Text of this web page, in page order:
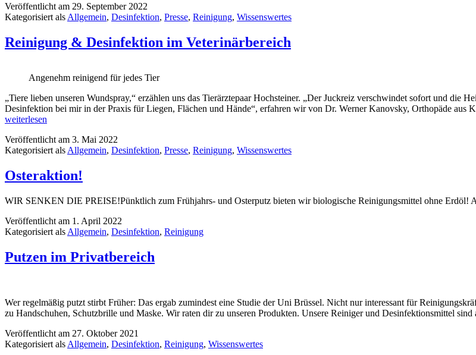
Veröffentlicht am 29. September 2022
Kategorisiert als Allgemein, Desinfektion, Presse, Reinigung, Wissenswertes
Reinigung & Desinfektion im Veterinärbereich
Angenehm reinigend für jedes Tier
„Tiere lieben unseren Wundspray,“ erzählen uns das Tierärztepaar Hochsteiner. „Der Juckreiz verschwindet sofort und die
Desinfektion bei mir in der Praxis für Liegen, Flächen und Hände“, erfahren wir von Dr. Werner Kanovsky, Orthopäde
weiterlesen
Veröffentlicht am 3. Mai 2022
Kategorisiert alsAllgemein, Desinfektion, Presse, Reinigung, Wissenswertes
Osteraktion!
WIR SENKEN DIE PREISE!Pünktlich zum Frühjahrs- und Osterputz bieten wir biologische Reinigungsmittel ohne Erdöl!
Veröffentlicht am 1. April 2022
Kategorisiert als Allgemein, Desinfektion, Reinigung
Putzen im Privatbereich
Wer regelmäßig putzt stirbt Früher: Das ergab zumindest eine Studie der Uni Brüssel. Nicht nur interessant für
zu Handschuhen, Schutzbrille und Maske. Wir raten dir zu unseren Produkten. Unsere Reiniger und Desinfektionsmittel
Veröffentlicht am 27. Oktober 2021
Kategorisiert als Allgemein, Desinfektion, Reinigung, Wissenswertes